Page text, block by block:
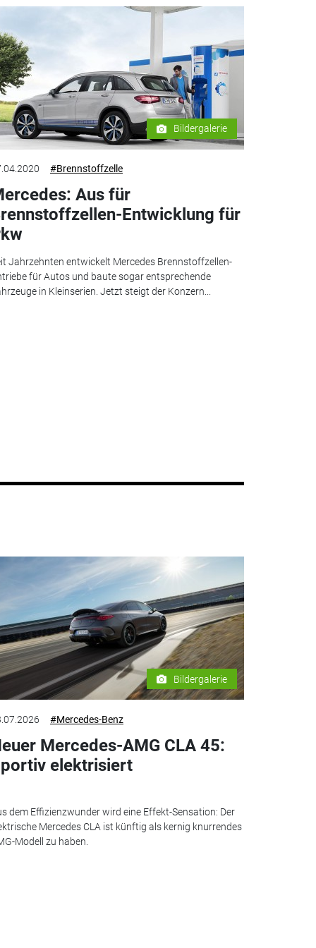
Bildergalerie
#Brennstoffzelle
Aus für
Entwicklung für
Jahrzehnten entwickelt Mercedes Brennstoffzellen-
für Autos und baute sogar entsprechende
in Kleinserien. Jetzt steigt der Konzern...
Bildergalerie
#Mercedes-Benz
Mercedes-AMG CLA 45:
elektrisiert
dem Effizienzwunder wird eine Effekt-Sensation: Der
Mercedes CLA ist künftig als kernig knurrendes
Modell zu haben.